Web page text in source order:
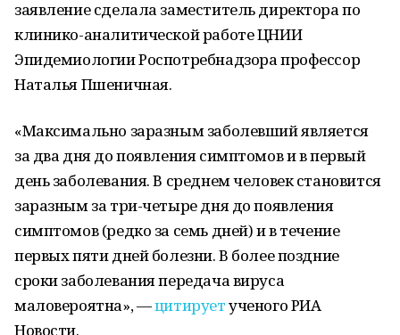
заявление сделала заместитель директора по
клинико-аналитической работе ЦНИИ
Эпидемиологии Роспотребнадзора профессор
Наталья Пшеничная.
«Максимально заразным заболевший является
за два дня до появления симптомов и в первый
день заболевания. В среднем человек становится
заразным за три-четыре дня до появления
симптомов (редко за семь дней) и в течение
первых пяти дней болезни. В более поздние
сроки заболевания передача вируса
маловероятна», —цитируетученого РИА
Новости.